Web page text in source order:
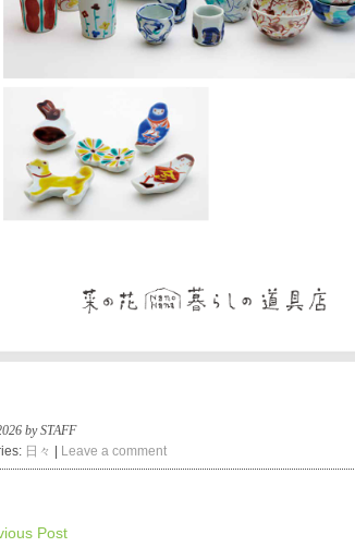
by STAFF
日々 | Leave a comment
Post